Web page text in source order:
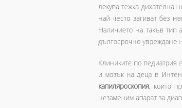
лекува тежка дихателна
най-често загиват без
Наличието на такъв
дългосрочно увреждане
Клиниките по педиатрия
и мозък на деца в
капиляроскопия, които
незаменим апарат за